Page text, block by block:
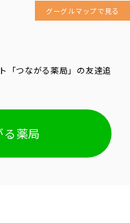
グーグルマップで見る
「つながる薬局」の友達追
る薬局